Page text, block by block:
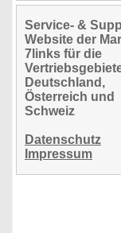
Service- &
Website der
7links für die
Deutschland,
Österreich und
Schweiz
Datenschutz
Impressum